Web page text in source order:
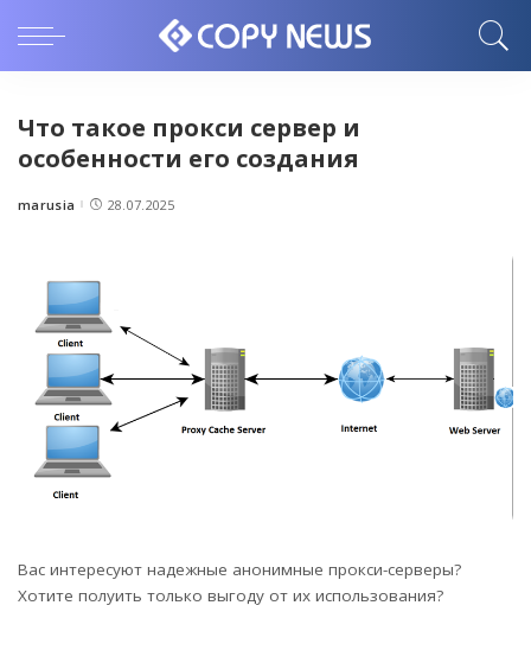
Что такое прокси сервер и
особенности его создания
Posted
marusia 28.07.2025
Вас интересуют надежные анонимные прокси-серверы?
Хотите полуить только выгоду от их использования?